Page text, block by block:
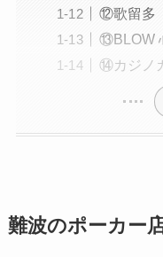
⑫歌留多
⑬BLOW
⑭カジノ
難波のポーカー